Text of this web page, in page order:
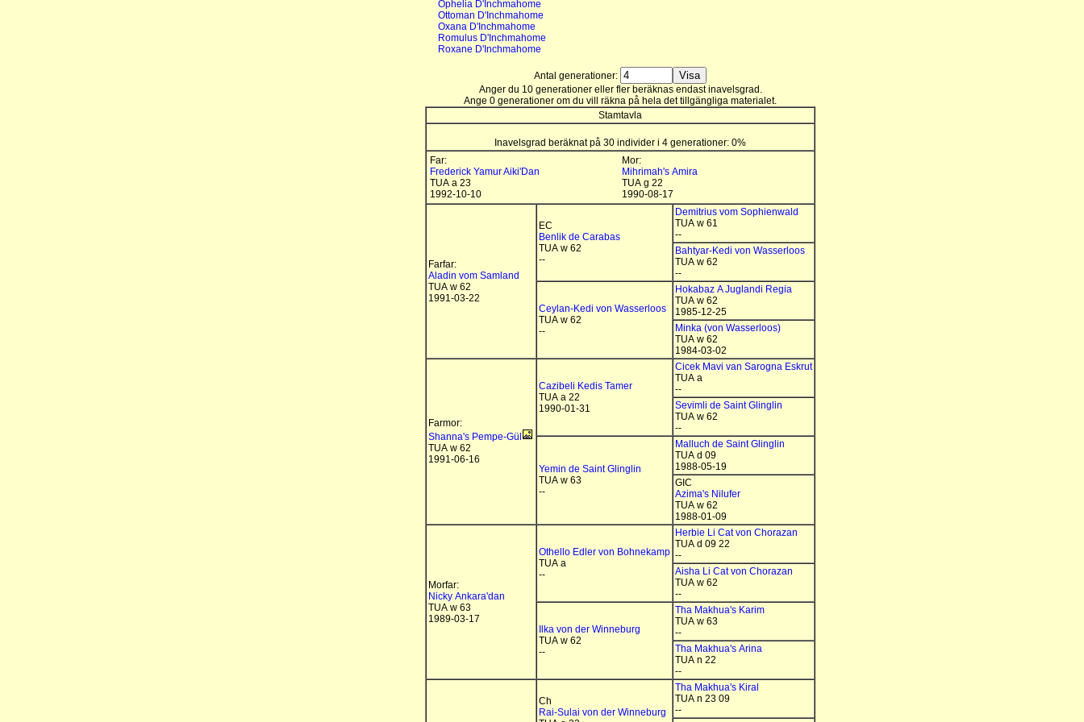
Ophelia D'Inchmahome
Ottoman D'Inchmahome
Oxana D'Inchmahome
Romulus D'Inchmahome
Roxane D'Inchmahome
Antal generationer:
Anger du 10 generationer eller fler beräknas endast inavelsgrad.
Ange 0 generationer om du vill räkna på hela det tillgängliga materialet.
Stamtavla
Inavelsgrad beräknat på 30 individer i 4 generationer: 0%
Far:
Frederick Yamur Aiki'Dan
TUA a 23
1992-10-10
Mor:
Mihrimah's Amira
TUA g 22
1990-08-17
Farfar:
Aladin vom Samland
TUA w 62
1991-03-22
EC
Benlik de Carabas
TUA w 62
--
Demitrius vom Sophienwald
TUA w 61
--
Bahtyar-Kedi von Wasserloos
TUA w 62
--
Ceylan-Kedi von Wasserloos
TUA w 62
--
Hokabaz A Juglandi Regia
TUA w 62
1985-12-25
Minka (von Wasserloos)
TUA w 62
1984-03-02
Farmor:
Shanna's Pempe-Gül
TUA w 62
1991-06-16
Cazibeli Kedis Tamer
TUA a 22
1990-01-31
Cicek Mavi van Sarogna Eskrut
TUA a
--
Sevimli de Saint Glinglin
TUA w 62
--
Yemin de Saint Glinglin
TUA w 63
--
Malluch de Saint Glinglin
TUA d 09
1988-05-19
GIC
Azima's Nilufer
TUA w 62
1988-01-09
Morfar:
Nicky Ankara'dan
TUA w 63
1989-03-17
Othello Edler von Bohnekamp
TUA a
--
Herbie Li Cat von Chorazan
TUA d 09 22
--
Aisha Li Cat von Chorazan
TUA w 62
--
Ilka von der Winneburg
TUA w 62
--
Tha Makhua's Karim
TUA w 63
--
Tha Makhua's Arina
TUA n 22
--
Ch
Rai-Sulai von der Winneburg
Tha Makhua's Kiral
TUA n 23 09
--